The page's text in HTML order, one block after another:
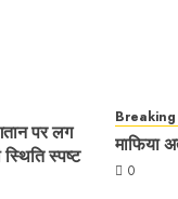
पर लग
स्पष्ट
माफिया
0